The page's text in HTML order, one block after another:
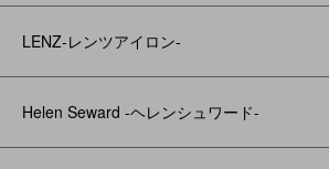
LENZ-レンツアイロン-
Helen Seward -ヘレンシュワード-